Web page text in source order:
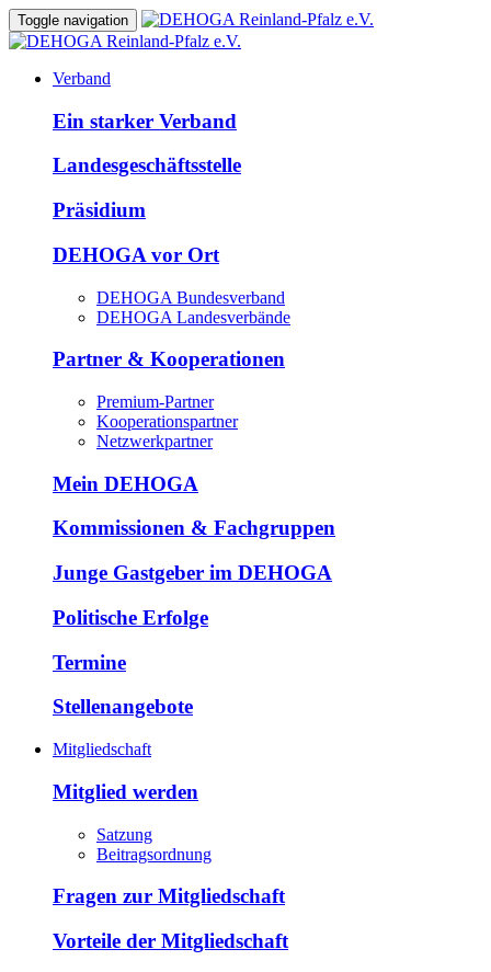
Toggle navigation
Verband
Ein starker Verband
Landesgeschäftsstelle
Präsidium
DEHOGA vor Ort
DEHOGA Bundesverband
DEHOGA Landesverbände
Partner & Kooperationen
Premium-Partner
Kooperationspartner
Netzwerkpartner
Mein DEHOGA
Kommissionen & Fachgruppen
Junge Gastgeber im DEHOGA
Politische Erfolge
Termine
Stellenangebote
Mitgliedschaft
Mitglied werden
Satzung
Beitragsordnung
Fragen zur Mitgliedschaft
Vorteile der Mitgliedschaft